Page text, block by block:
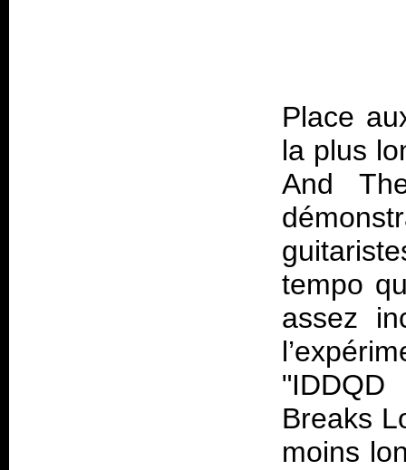
Place
la plus
And
tempo
assez
Breaks
moins